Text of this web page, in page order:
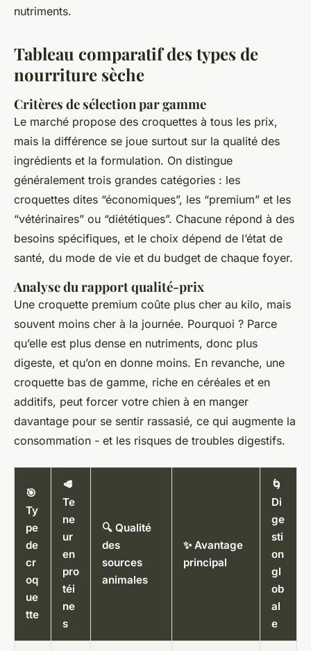
nutriments.
Tableau comparatif des types de
nourriture sèche
Critères de sélection par gamme
Le marché propose des croquettes à tous les prix,
mais la différence se joue surtout sur la qualité des
ingrédients et la formulation. On distingue
généralement trois grandes catégories : les
croquettes dites “économiques”, les “premium” et les
“vétérinaires” ou “diététiques”. Chacune répond à des
besoins spécifiques, et le choix dépend de l’état de
santé, du mode de vie et du budget de chaque foyer.
Analyse du rapport qualité-prix
Une croquette premium coûte plus cher au kilo, mais
souvent moins cher à la journée. Pourquoi ? Parce
qu’elle est plus dense en nutriments, donc plus
digeste, et qu’on en donne moins. En revanche, une
croquette bas de gamme, riche en céréales et en
additifs, peut forcer votre chien à en manger
davantage pour se sentir rassasié, ce qui augmente la
consommation - et les risques de troubles digestifs.
🎯
Ty
pe
de
cr
oq
ue
tte
🥩
Te
ne
ur
en
pro
téi
ne
s
🔍 Qualité
des
sources
animales
✨ Avantage
principal
🌀
Di
ge
sti
on
gl
ob
al
e